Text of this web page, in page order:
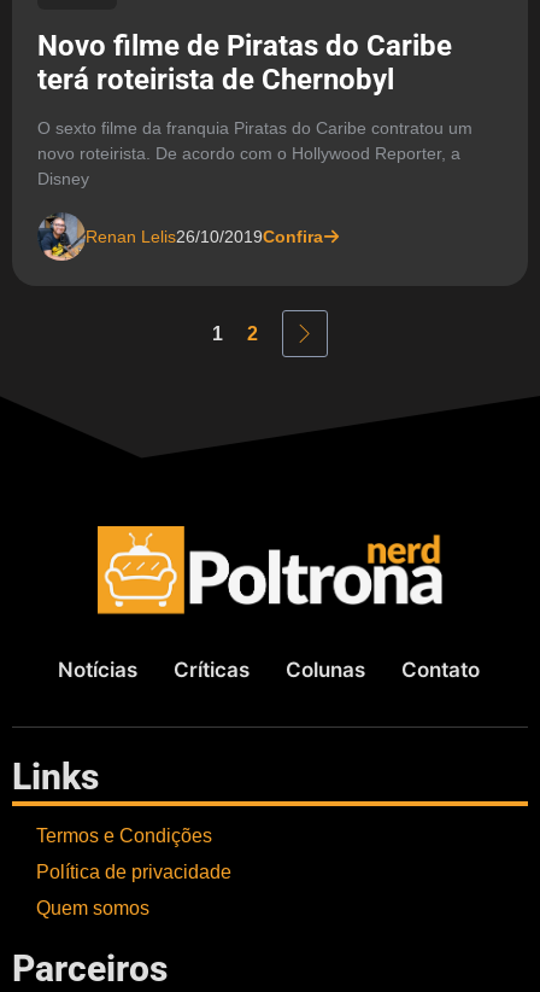
Novo filme de Piratas do Caribe
terá roteirista de Chernobyl
O sexto filme da franquia Piratas do Caribe contratou um
novo roteirista. De acordo com o Hollywood Reporter, a
Disney
Renan Lelis26/10/2019Confira
1 2
Notícias Críticas Colunas Contato
Links
Termos e Condições
Política de privacidade
Quem somos
Parceiros